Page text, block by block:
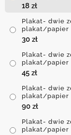
18 zł
Plakat- dwie
plakat/papier
30 zł
Plakat- dwie
plakat/papier
45 zł
Plakat- dwie
plakat/papier
90 zł
Plakat- dwie
plakat/papier